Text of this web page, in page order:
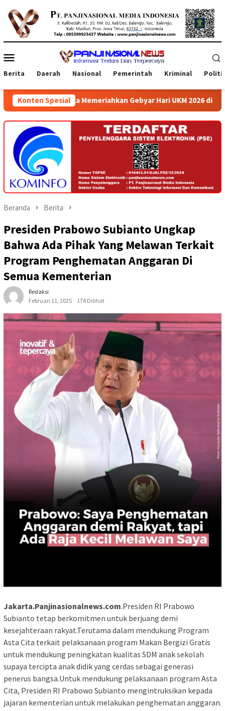
konten
Mobile
Berita Daerah Nasional Pemerintah Kriminal
Konten Spesial
Memeriahkan Gebyar Hari UKM 2026 di Atrium Ambarrukmo
Beranda Berita
Presiden Prabowo Subianto Ungkap
Bahwa Ada Pihak Yang Melawan Terkait
Program Penghematan Anggaran Di
Semua Kementerian
Redaksi
Februari 11, 2025
174 Dilihat
Jakarta.Panjinasionalnews.com.Presiden RI Prabowo
Subianto tetap berkomitmen untuk berjuang demi
kesejahteraan rakyat.Terutama dalam mendukung Program
Asta Cita terkait pelaksanaan program Makan Bergizi Gratis
untuk mendukung peningkatan kualitas SDM anak sekolah
supaya tercipta anak didik yang cerdas sebagai generasi
penerus bangsa.Untuk mendukung pelaksanaan program Asta
Cita, Presiden RI Prabowo Subianto mengintruksikan kepada
jajaran kementerian untuk melakukan penghematan anggaran.